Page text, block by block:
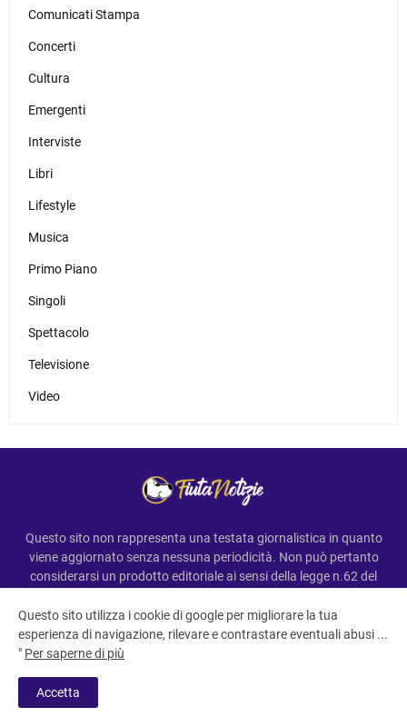
Comunicati Stampa
Concerti
Cultura
Emergenti
Interviste
Libri
Lifestyle
Musica
Primo Piano
Singoli
Spettacolo
Televisione
Video
Questo sito non rappresenta una testata giornalistica in quanto
viene aggiornato senza nessuna periodicità. Non può pertanto
considerarsi un prodotto editoriale ai sensi della legge n.62 del
All Right Reserved Copyright ©FiutaNotizie
Questo sito utilizza i cookie di google per migliorare la tua
esperienza di navigazione, rilevare e contrastare eventuali abusi ...
" Per saperne di più
Accetta